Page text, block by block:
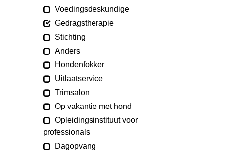
Voedingsdeskundige
Gedragstherapie
Stichting
Anders
Hondenfokker
Uitlaatservice
Trimsalon
Op vakantie met hond
Opleidingsinstituut voor
professionals
Dagopvang